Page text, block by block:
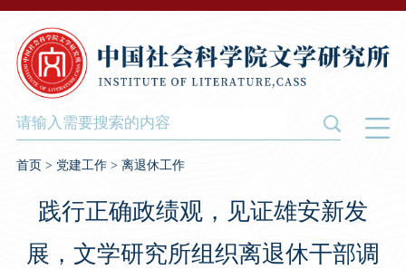
首页> 党建工作> 离退休工作
践行正确政绩观，见证雄安新发
展，文学研究所组织离退休干部调